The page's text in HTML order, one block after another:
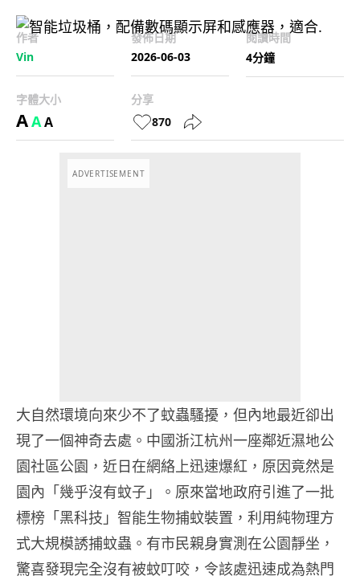
作者
Vin
發佈日期
2026-06-03
閱讀時間
4分鐘
字體大小
AAA
分享
870
ADVERTISEMENT
大自然環境向來少不了蚊蟲騷擾，但內地最近卻出
現了一個神奇去處。中國浙江杭州一座鄰近濕地公
園社區公園，近日在網絡上迅速爆紅，原因竟然是
園內「幾乎沒有蚊子」。原來當地政府引進了一批
標榜「黑科技」智能生物捕蚊裝置，利用純物理方
式大規模誘捕蚊蟲。有市民親身實測在公園靜坐，
驚喜發現完全沒有被蚊叮咬，令該處迅速成為熱門